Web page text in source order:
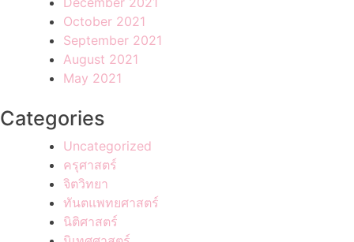
October 2021
September 2021
August 2021
May 2021
Categories
Uncategorized
ครุศาสตร์
จิตวิทยา
ทันตแพทยศาสตร์
นิติศาสตร์